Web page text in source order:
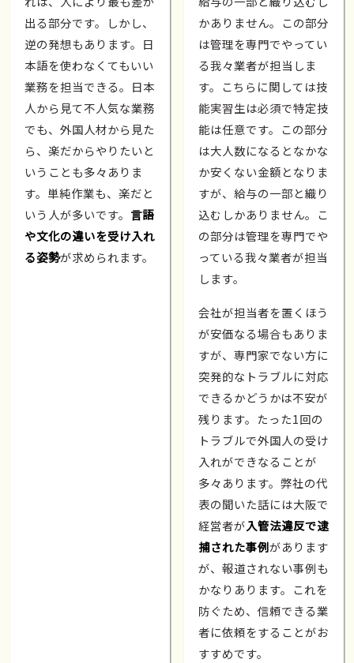
出る部分です。しかし、
逆の発想もあります。日
本語を使わなくてもいい
業務を担当できる。日本
人から見て不人気な業務
でも、外国人材から見た
ら、楽だからやりたいと
いうことも多々ありま
す。単純作業も、楽だと
いう人が多いです。 言語
や文化の違いを受け入れ
る姿勢が求められます。
かありません。この部分
は管理を専門でやってい
る我々業者が担当しま
す。こちらに関しては技
能実習生は必須で特定技
能は任意です。この部分
は大人数になるとなかな
か安くない金額となりま
すが、給与の一部と織り
込むしかありません。こ
の部分は管理を専門でや
っている我々業者が担当
します。
会社が担当者を置くほう
が安価なる場合もありま
すが、専門家でない方に
突発的なトラブルに対応
できるかどうかは不安が
残ります。たった1回の
トラブルで外国人の受け
入れができなることが
多々あります。弊社の代
表の聞いた話には大阪で
経営者が入管法違反で逮
捕された事例があります
が、報道されない事例も
かなりあります。これを
防ぐため、信頼できる業
者に依頼をすることがお
すすめです。